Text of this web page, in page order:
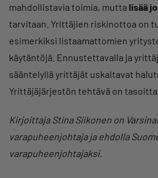
mahdollistavia toimia, mutta lisää
tarvitaan. Yrittäjien riskinottoa on
esimerkiksi listaamattomien
käytäntöjä. Ennustettavalla ja
sääntelyllä yrittäjät uskaltavat
Yrittäjäjärjestön tehtävä on
Kirjoittaja Stina Siikonen on
varapuheenjohtaja ja ehdolla
varapuheenjohtajaksi.